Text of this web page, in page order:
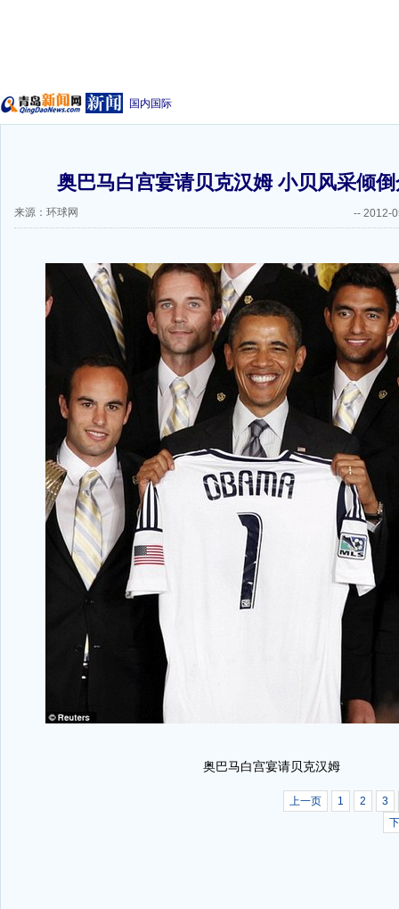
国内国际
奥巴马白宫宴请贝克汉姆 小贝风采倾
来源：环球网 -- 2012-
奥巴马白宫宴请贝克汉姆
上一页 1 2
3